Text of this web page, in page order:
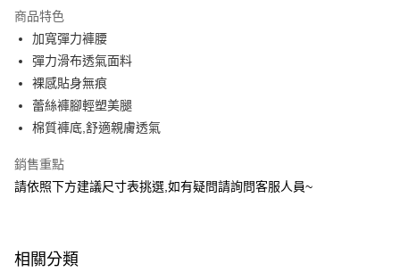
合作金庫商業銀行
華南商業銀行
上海商業儲蓄銀行
國泰世華商業銀行
臺灣中小企業銀行
匯豐（台灣）商業銀行
聯邦商業銀行
元大商業銀行
台新國際商業銀行
中國信託商業銀行
超商取貨付款
LINE Pay
Apple Pay
街口支付
ATM付款
每筆NT$80，滿NT$1,500(含以上)免運費
商品特色
加寬彈力褲腰
彈力滑布透氣面料
裸感貼身無痕
蕾絲褲腳輕塑美腿
棉質褲底,舒適親膚透氣
銷售重點
請依照下方建議尺寸表挑選,如有疑問請詢問客服人員~
相關分類